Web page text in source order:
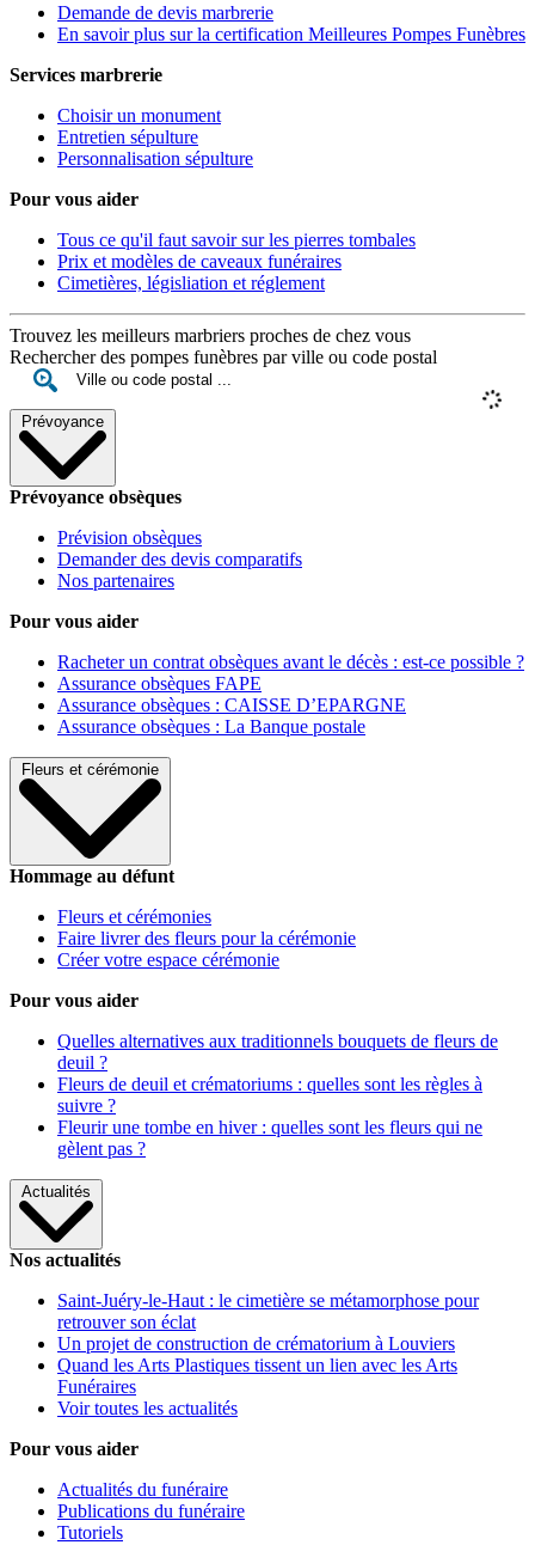
Demande de devis marbrerie
En savoir plus sur la certification Meilleures Pompes Funèbres
Services marbrerie
Choisir un monument
Entretien sépulture
Personnalisation sépulture
Pour vous aider
Tous ce qu'il faut savoir sur les pierres tombales
Prix et modèles de caveaux funéraires
Cimetières, législiation et réglement
Trouvez les meilleurs marbriers proches de chez vous
Rechercher des pompes funèbres par ville ou code postal
Prévoyance
Prévoyance obsèques
Prévision obsèques
Demander des devis comparatifs
Nos partenaires
Pour vous aider
Racheter un contrat obsèques avant le décès : est-ce possible ?
Assurance obsèques FAPE
Assurance obsèques : CAISSE D’EPARGNE
Assurance obsèques : La Banque postale
Fleurs et cérémonie
Hommage au défunt
Fleurs et cérémonies
Faire livrer des fleurs pour la cérémonie
Créer votre espace cérémonie
Pour vous aider
Quelles alternatives aux traditionnels bouquets de fleurs de
deuil ?
Fleurs de deuil et crématoriums : quelles sont les règles à
suivre ?
Fleurir une tombe en hiver : quelles sont les fleurs qui ne
gèlent pas ?
Actualités
Nos actualités
Saint-Juéry-le-Haut : le cimetière se métamorphose pour
retrouver son éclat
Un projet de construction de crématorium à Louviers
Quand les Arts Plastiques tissent un lien avec les Arts
Funéraires
Voir toutes les actualités
Pour vous aider
Actualités du funéraire
Publications du funéraire
Tutoriels